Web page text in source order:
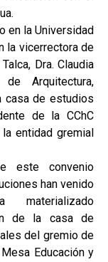
en la Universidad
la vicerrectora de
Dra. Claudia
Arquitectura,
casa de estudios
de la CChC
entidad gremial
este convenio
han venido
de la casa de
del gremio de
Educación y